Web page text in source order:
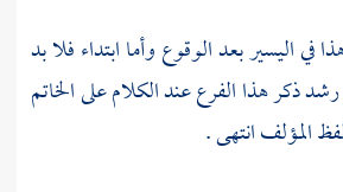
في اليسير بعد الوقوع وأما ابتداء فلا بد
رشدذكر هذا الفرع عند الكلام على الخاتم
المؤلفانتهى .